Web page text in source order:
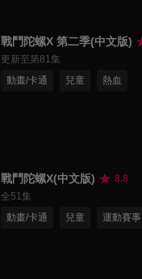
戰鬥陀螺X 第二季(中文版)
更新至第81集
動畫/卡通
兒童 熱血
戰鬥陀螺X(中文版)
8.8
全51集
動畫/卡通
兒童 運動賽事